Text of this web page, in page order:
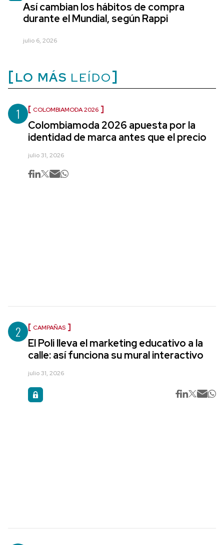
Así cambian los hábitos de compra
durante el Mundial, según Rappi
julio 6, 2026
LO MÁS LEÍDO
1 COLOMBIAMODA 2026
Colombiamoda 2026 apuesta por la
identidad de marca antes que el precio
julio 31, 2026
2 CAMPAÑAS
El Poli lleva el marketing educativo a la
calle: así funciona su mural interactivo
julio 31, 2026